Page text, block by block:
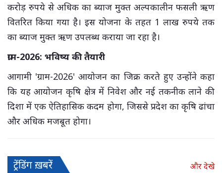
करोड़ रुपये से अधिक का ब्याज मुक्त अल्पकालीन फसली ऋण
वितरित किया गया है। इस योजना के तहत 1 लाख रुपये तक
का ब्याज मुक्त ऋण उपलब्ध कराया जा रहा है।
ग्राम-2026: भविष्य की तैयारी
आगामी 'ग्राम-2026' आयोजन का जिक्र करते हुए उन्होंने कहा
कि यह आयोजन कृषि क्षेत्र में निवेश और नई तकनीक लाने की
दिशा में एक ऐतिहासिक कदम होगा, जिससे प्रदेश का कृषि ढांचा
और अधिक मजबूत होगा।
ट्रेंडिंग ख़बरें और देखे